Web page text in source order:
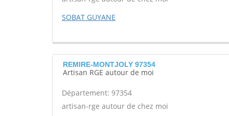
SOBAT GUYANE
REMIRE-MONTJOLY 97354
Artisan RGE autour de moi
Département: 97354
artisan-rge autour de chez moi